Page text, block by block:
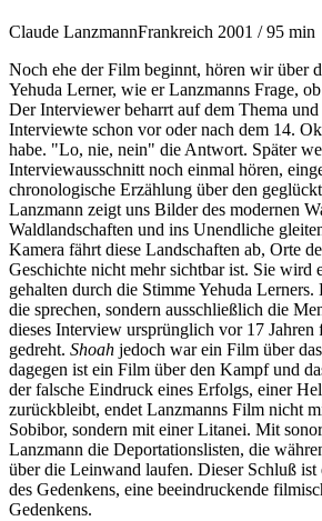
Claude LanzmannFrankreich 2001 / 95 min
Noch ehe der Film beginnt, hören wir über
Yehuda Lerner, wie er Lanzmanns Frage,
Der Interviewer beharrt auf dem Thema
Interviewte schon vor oder nach dem 14.
habe. "Lo, nie, nein" die Antwort. Später
Interviewausschnitt noch einmal hören,
chronologische Erzählung über den
Lanzmann zeigt uns Bilder des modernen
Waldlandschaften und ins Unendliche
Kamera fährt diese Landschaften ab, Orte
Geschichte nicht mehr sichtbar ist. Sie wird
gehalten durch die Stimme Yehuda
die sprechen, sondern ausschließlich die
dieses Interview ursprünglich vor 17 Jahren
gedreht. Shoah jedoch war ein Film über
dagegen ist ein Film über den Kampf und
der falsche Eindruck eines Erfolgs, einer
zurückbleibt, endet Lanzmanns Film nicht
Sobibor, sondern mit einer Litanei. Mit
Lanzmann die Deportationslisten, die
über die Leinwand laufen. Dieser Schluß ist
des Gedenkens, eine beeindruckende
Gedenkens.